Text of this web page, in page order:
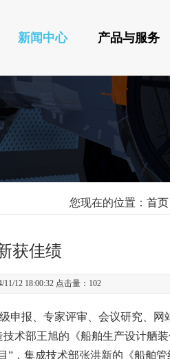
新闻中心 产品与服务
您现在的位置： 首页
获佳绩
12 18:00:32 点击量： 102
申报、专家评审、会议研究、网
术部王旭的《船舶生产设计舾
，集成技术部张洪新的《船舶管